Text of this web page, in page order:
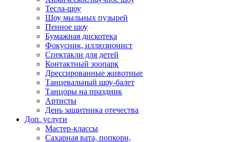
Тесла-шоу
Шоу мыльных пузырей
Пенное шоу
Бумажная дискотека
Фокусник, иллюзионист
Спектакли для детей
Контактный зоопарк
Дрессированные животные
Танцевальный шоу-балет
Танцоры на праздник
Артисты
День защитника отечества
Доп. услуги
Мастер-классы
Сахарная вата, попкорн,